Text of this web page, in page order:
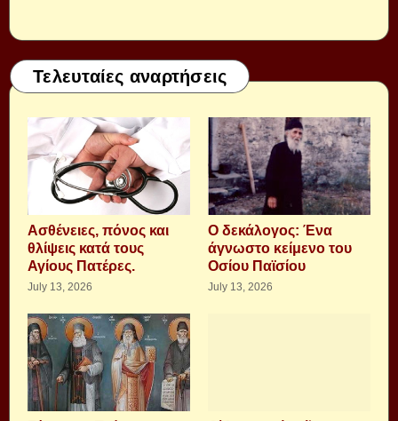
Τελευταίες αναρτήσεις
Aσθένειες, πόνος και
θλίψεις κατά τους
Αγίους Πατέρες.
July 13, 2026
Ο δεκάλογος: Ένα
άγνωστο κείμενο του
Οσίου Παϊσίου
July 13, 2026